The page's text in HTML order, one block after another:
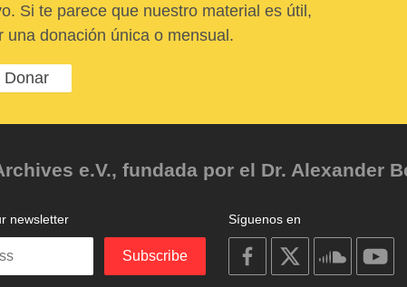
Si te parece que nuestro material es útil,
una donación única o mensual.
Donar
e.V., fundada por el Dr. Alexander
Síguenos en
on
facebook
on
on
newsletter
Subscribe